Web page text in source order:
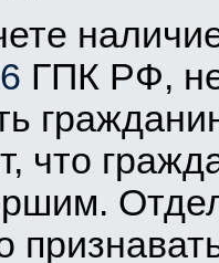
ГПК РФ,
что